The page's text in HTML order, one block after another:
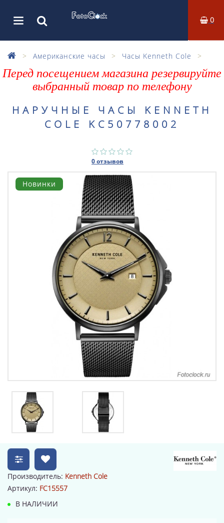
0
Американские часы Часы Kenneth Cole
Перед посещением магазина резервируйте
выбранный товар по телефону
НАРУЧНЫЕ ЧАСЫ KENNETH
COLE KC50778002
0 отзывов
Новинки
Производитель: Kenneth Cole
Артикул: FC15557
В НАЛИЧИИ